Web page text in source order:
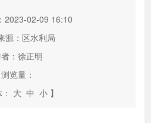
2023-02-09 16:10
源：区水利局
：徐正明
浏览量：
大 中 小 】